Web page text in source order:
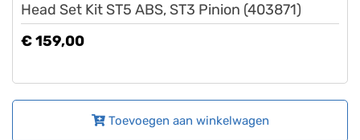
Head Set Kit ST5 ABS, ST3 Pinion (403871)
€ 159,00
Toevoegen aan winkelwagen